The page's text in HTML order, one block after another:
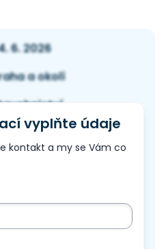
6. 2026
a okolí
vyplňte údaje
kontakt a my se Vám co